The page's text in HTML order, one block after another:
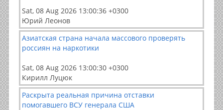
Sat, 08 Aug 2026 13:00:36 +0300
Юрий Леонов
Азиатская страна начала массового проверять
россиян на наркотики
Sat, 08 Aug 2026 13:00:30 +0300
Кирилл Луцюк
Раскрыта реальная причина отставки
помогавшего ВСУ генерала США